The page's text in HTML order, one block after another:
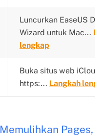
Luncurkan EaseUS
Wizard untuk Mac...
lengkap
Buka situs web iCloud
https:... Langkah
Memulihkan Pages,